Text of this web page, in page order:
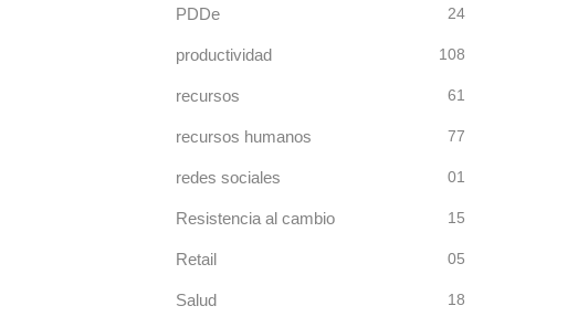
PDDe 24
productividad 108
recursos 61
recursos humanos 77
redes sociales 01
Resistencia al cambio 15
Retail 05
Salud 18